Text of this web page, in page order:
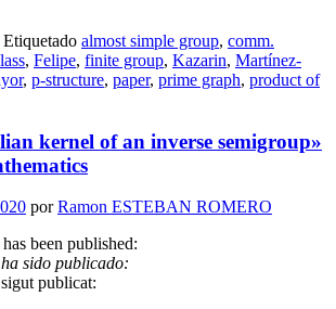
Etiquetado almost simple group, comm.
, Felipe, finite group, Kazarin, Martínez-
, p-structure, paper, prime graph, product of
kernel of an inverse semigroup»
porRamon ESTEBAN ROMERO
been published:
sido publicado:
publicat: